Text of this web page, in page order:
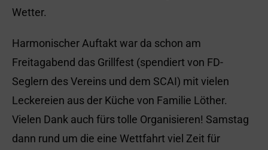
Wetter.
Harmonischer Auftakt war da schon am
Freitagabend das Grillfest (spendiert von FD-
Seglern des Vereins und dem SCAI) mit vielen
Leckereien aus der Küche von Familie Löther.
Vielen Dank auch fürs tolle Organisieren! Samstag
dann rund um die eine Wettfahrt viel Zeit für